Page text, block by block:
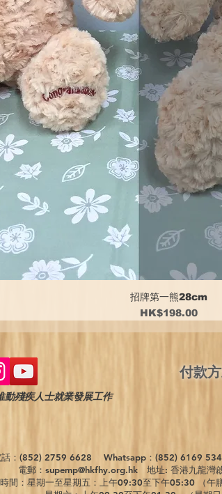
招牌第一熊28cm
價格
HK$198.00
動殘疾人士就業發展工作
付款方
話：(852) 2759 6628 Whatsapp：(852) 6169
電郵： supemp@hkfhy.org.hk
地址: 香港九龍灣
間：星期一至星期五：上午09:30至下午05:30 （午